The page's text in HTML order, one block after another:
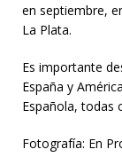
en septiembre,
La Plata.
Es importante
España y
Española, todas
Fotografía: En